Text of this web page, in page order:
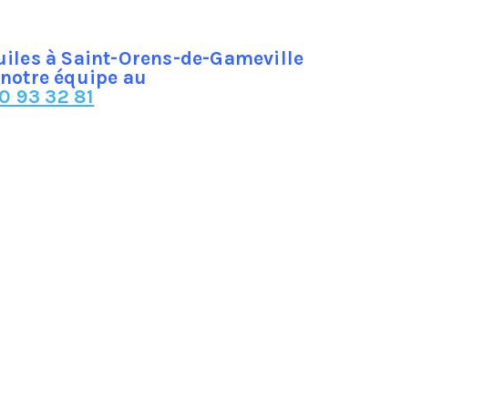
à Saint-Orens-de-Gameville
équipe au
93 32 81